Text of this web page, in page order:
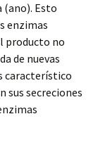
(ano). Esto
enzimas
producto no
de nuevas
característico
sus secreciones